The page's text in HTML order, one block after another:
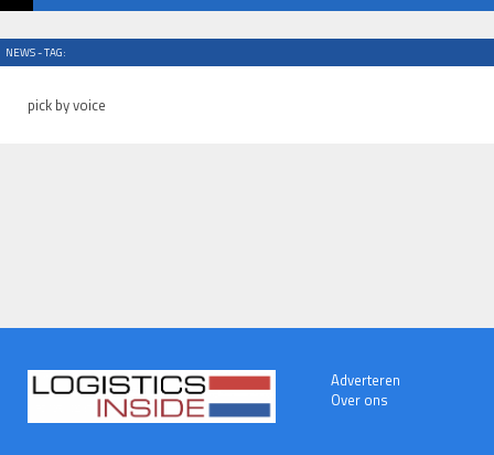
NEWS - TAG:
pick by voice
Adverteren
Over ons